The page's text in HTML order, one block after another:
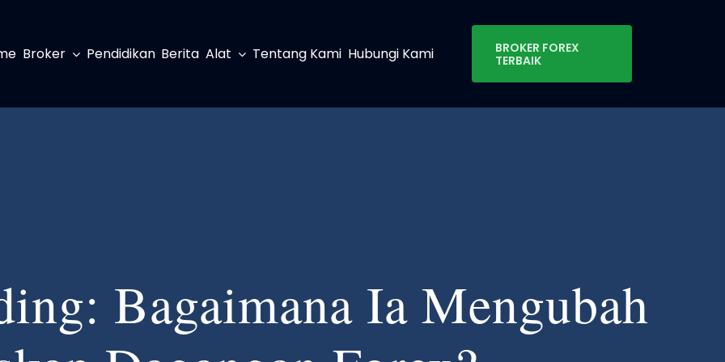
Broker Pendidikan Berita Alat Tentang Kami Hubungi Kami
BROKER FOREX
TERBAIK
Bagaimana Ia Mengubah